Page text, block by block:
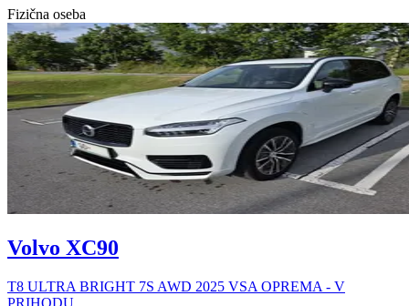
Fizična oseba
Volvo XC90
T8 ULTRA BRIGHT 7S AWD 2025 VSA OPREMA - V
PRIHODU